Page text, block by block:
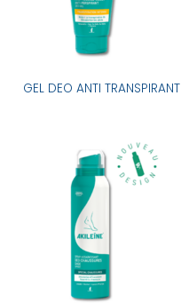
GEL DEO ANTI TRANSPIRANT